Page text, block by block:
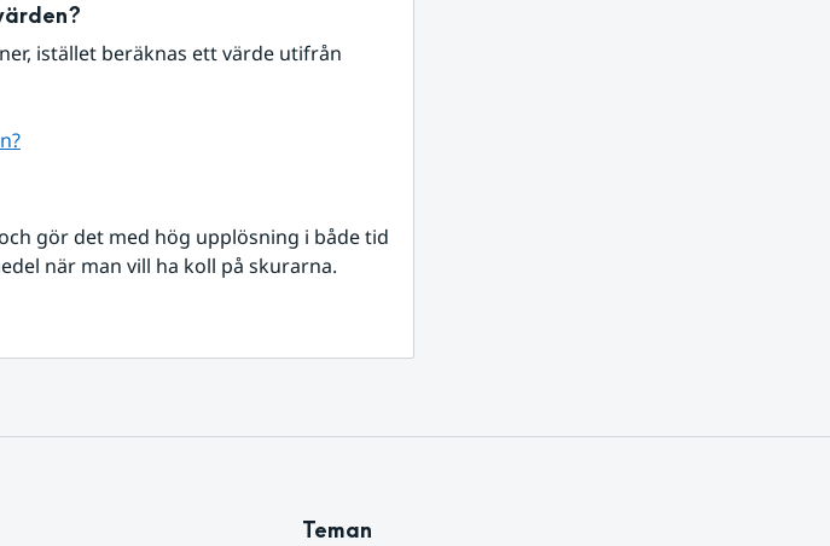
istället beräknas ett värde utifrån
gör det med hög upplösning i både tid
när man vill ha koll på skurarna.
Teman